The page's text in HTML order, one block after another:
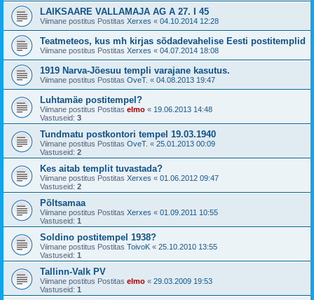
LAIKSAARE VALLAMAJA AG A 27. I 45
Viimane postitus Postitas Xerxes « 04.10.2014 12:28
Teatmeteos, kus mh kirjas sõdadevahelise Eesti postitemplid
Viimane postitus Postitas Xerxes « 04.07.2014 18:08
1919 Narva-Jõesuu templi varajane kasutus.
Viimane postitus Postitas OveT. « 04.08.2013 19:47
Luhtamäe postitempel?
Viimane postitus Postitas elmo « 19.06.2013 14:48
Vastuseid: 3
Tundmatu postkontori tempel 19.03.1940
Viimane postitus Postitas OveT. « 25.01.2013 00:09
Vastuseid: 2
Kes aitab templit tuvastada?
Viimane postitus Postitas Xerxes « 01.06.2012 09:47
Vastuseid: 2
Põltsamaa
Viimane postitus Postitas Xerxes « 01.09.2011 10:55
Vastuseid: 1
Soldino postitempel 1938?
Viimane postitus Postitas ToivoK « 25.10.2010 13:55
Vastuseid: 1
Tallinn-Valk PV
Viimane postitus Postitas elmo « 29.03.2009 19:53
Vastuseid: 1